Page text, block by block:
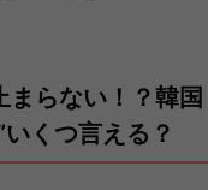
まらない！？韓
くつ言える？